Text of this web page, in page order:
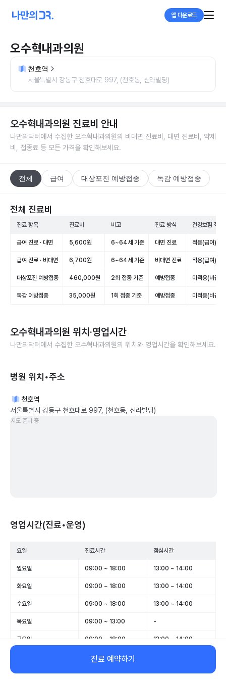
앱 다운로드
오수혁내과의원
천호역
서울특별시 강동구 천호대로 997, (천호동, 신라빌딩)
오수혁내과의원 진료비 안내
나만의닥터에서 수집한 오수혁내과의원의 비대면 진료비, 대면 진료비, 약제
비, 접종료 등 모든 가격을 확인해보세요.
전체 급여 대상포진 예방접종 독감 예방접종
전체 진료비
진료 항목 진료비 비고 진료 방식 건강보험 적용
급여 진료 · 대면 5,600원 6~64세 기준 대면 진료 적용(급여)
급여 진료 · 비대면 6,700원 6~64세 기준 비대면 진료 적용(급여)
대상포진 예방접종 460,000원 2회 접종 기준 예방접종 미적용(비급여)
독감 예방접종 35,000원 1회 접종 기준 예방접종 미적용(비급여)
오수혁내과의원 위치·영업시간
나만의닥터에서 수집한 오수혁내과의원의 위치와 영업시간을 확인해보세요.
병원 위치•주소
천호역
서울특별시 강동구 천호대로 997, (천호동, 신라빌딩)
지도 준비 중
영업시간(진료•운영)
요일 진료시간 점심시간
월요일 09:00 ~ 18:00 13:00 ~ 14:00
화요일 09:00 ~ 18:00 13:00 ~ 14:00
수요일 09:00 ~ 18:00 13:00 ~ 14:00
목요일 09:00 ~ 13:00 -
금요일 09:00 ~ 18:00 13:00 ~ 14:00
09:00 ~ 13:00
일요일 휴무 -
진료 예약하기